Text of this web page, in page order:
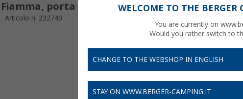
porta porta
Articolo n: 232740
WELCOME TO THE BERGER
You are currently on
Would you rather switch to
CHANGE TO THE WEBSHOP IN ENGLISH
STAY ON WWW.BERGER-CAMPING.IT